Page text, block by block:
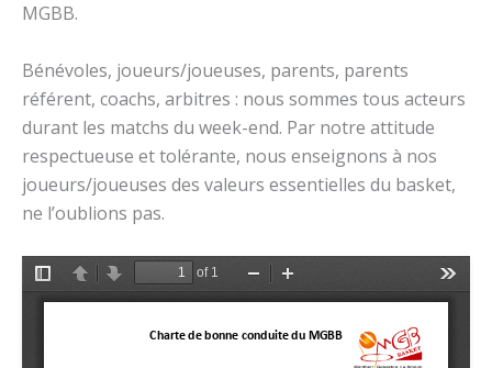
MGBB.
Bénévoles, joueurs/joueuses, parents, parents
référent, coachs, arbitres : nous sommes tous acteurs
durant les matchs du week-end. Par notre attitude
respectueuse et tolérante, nous enseignons à nos
joueurs/joueuses des valeurs essentielles du basket,
ne l’oublions pas.